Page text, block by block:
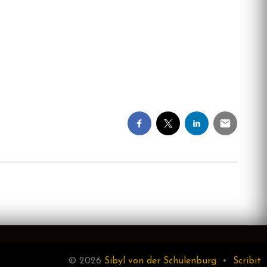
© 2026 Sibyl von der Schulenburg • Scribit